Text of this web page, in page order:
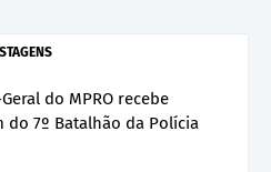
do MPRO recebe
do 7º Batalhão da Polícia